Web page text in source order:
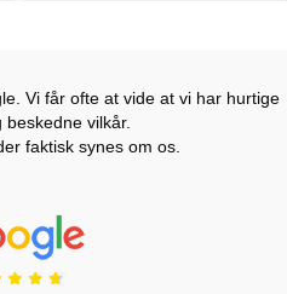
Vi får ofte at vide at vi har hurtige
beskedne vilkår.
faktisk synes om os.
Prisjakt Anmeldelser: 4.7 Stjerne